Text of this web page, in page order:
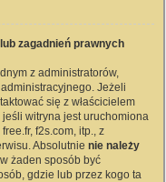
zagadnień prawnych
z administratorów,
Jeżeli
się z właścicielem
witryna jest uruchomiona
f2s.com, itp., z
Absolutnie nie należy
żaden sposób być
gdzie lub przez kogo ta